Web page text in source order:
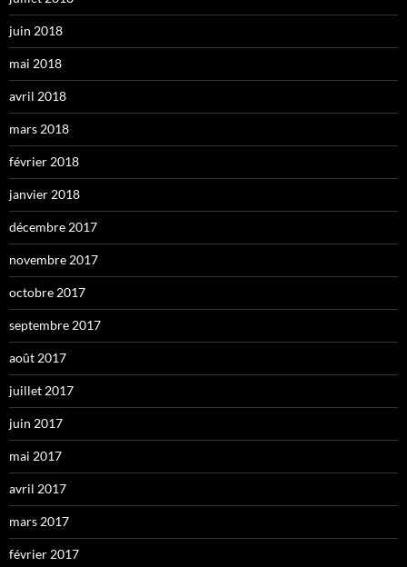
juin 2018
mai 2018
avril 2018
mars 2018
février 2018
janvier 2018
décembre 2017
novembre 2017
octobre 2017
septembre 2017
août 2017
juillet 2017
juin 2017
mai 2017
avril 2017
mars 2017
février 2017